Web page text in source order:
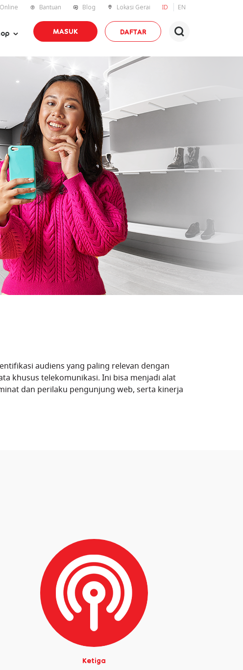
Bantuan Blog Lokasi Gerai ID EN
MASUK DAFTAR
audiens yang paling relevan dengan
khusus telekomunikasi. Ini bisa menjadi alat
dan perilaku pengunjung web, serta kinerja
Ketiga